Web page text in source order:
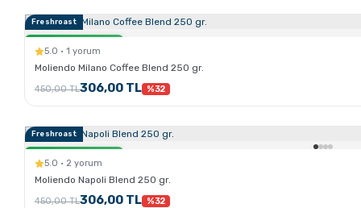
Freshroast
Sertlik:
5.0 · 1 yorum
Moliendo Milano Coffee Blend 250 gr.
450,00 TL306,00 TL %32
Freshroast
Sertlik:
5.0 · 2 yorum
Moliendo Napoli Blend 250 gr.
450,00 TL306,00 TL %32